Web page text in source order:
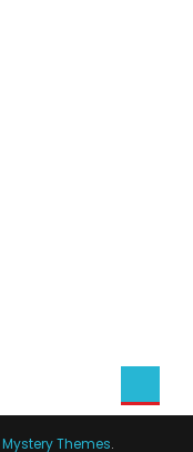
Mystery Themes.